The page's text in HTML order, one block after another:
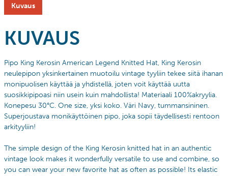
Kuvaus
KUVAUS
Pipo King Kerosin American Legend Knitted Hat, King Kerosin
neulepipon yksinkertainen muotoilu vintage tyyliin tekee siitä ihanan
monipuolisen käyttää ja yhdistellä, joten voit käyttää uutta
suosikkipipoasi niin usein kuin mahdollista! Materiaali 100%akryylia.
Konepesu 30°C. One size, yksi koko. Väri Navy, tummansininen.
Superjoustava monikäyttöinen pipo, joka sopii täydellisesti rentoon
arkityyliin!
The simple design of the King Kerosin knitted hat in an authentic
vintage look makes it wonderfully versatile to use and combine, so
you can wear your new favorite hat as often as possible! Its elastic